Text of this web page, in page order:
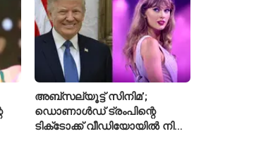
അബ്സല്യൂട്ട് സിനിമ’;
ഡൊണാൾഡ് ട്രംപിന്റെ
ടിക്‌ടോക്ക് വീഡിയോയിൽ നിന്ന്